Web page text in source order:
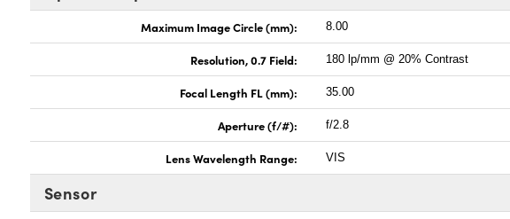
Maximum Image Circle (mm): 8.00
Resolution, 0.7 Field: 180 lp/mm @ 20% Contrast
Focal Length FL (mm): 35.00
Aperture (f/#): f/2.8
Lens Wavelength Range: VIS
Sensor